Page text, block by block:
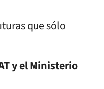
que sólo
y el Ministerio